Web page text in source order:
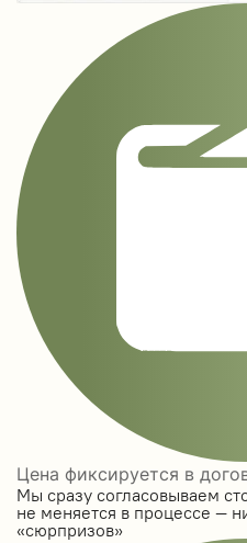
Цена фиксируется в
Мы сразу согласовываем
не меняется в процессе —
«сюрпризов»